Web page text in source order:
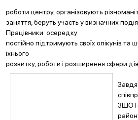
роботи центру, організовують
заняття, беруть участь у визначних
Працівники осередку
постійно підтримують своїх опікунів та
їхнього
розвитку, роботи і розширення сфери
ЗШО I-